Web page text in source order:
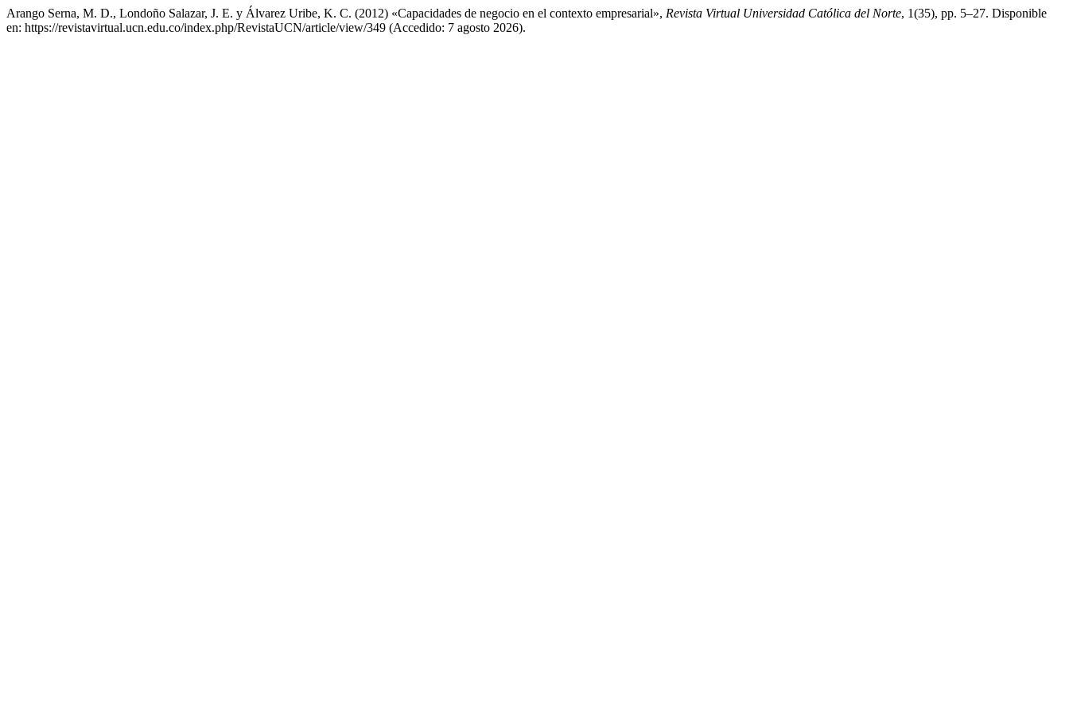
Arango Serna, M. D., Londoño Salazar, J. E. y Álvarez Uribe, K. C. (2012) «Capacidades de negocio en el contexto empresarial», Revista Virtual Universidad Católica del Norte, 1(35), pp. 5–27. Disponible
en: https://revistavirtual.ucn.edu.co/index.php/RevistaUCN/article/view/349 (Accedido: 7 agosto 2026).